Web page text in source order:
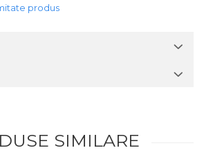
produs
SIMILARE